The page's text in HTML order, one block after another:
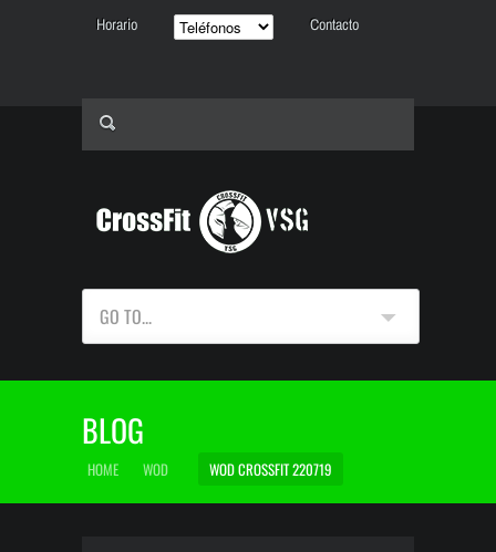
Horario Contacto
GO TO...
BLOG
HOME WOD WOD CROSSFIT 220719